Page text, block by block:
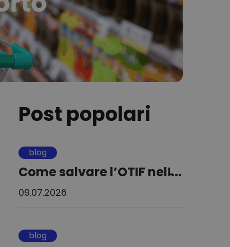
Post popolari
blog
Come salvare l’OTIF nell̵...
09.07.2026
blog